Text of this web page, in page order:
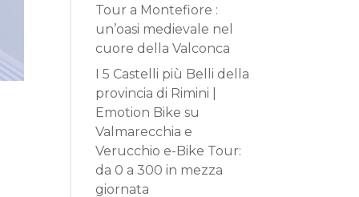
Tour a Montefiore :
un’oasi medievale nel
cuore della Valconca
I 5 Castelli più Belli della
provincia di Rimini |
Emotion Bike su
Valmarecchia e
Verucchio e-Bike Tour:
da 0 a 300 in mezza
giornata